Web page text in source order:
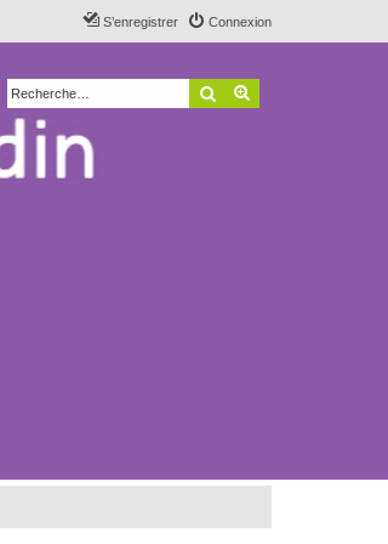
Connexion
S’enregistrer
Rechercher